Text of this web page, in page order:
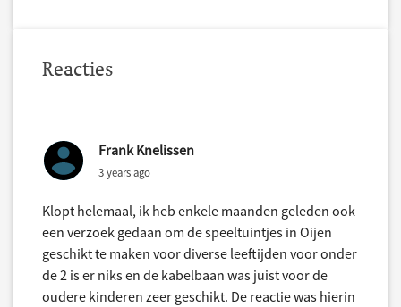
Reacties
Frank Knelissen
3 years ago
Klopt helemaal, ik heb enkele maanden geleden ook
een verzoek gedaan om de speeltuintjes in Oijen
geschikt te maken voor diverse leeftijden voor onder
de 2 is er niks en de kabelbaan was juist voor de
oudere kinderen zeer geschikt. De reactie was hierin